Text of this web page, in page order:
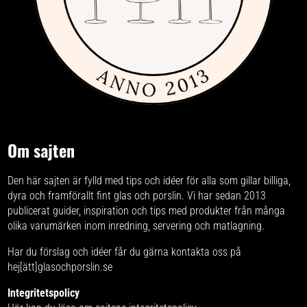
Om sajten
Den här sajten är fylld med tips och idéer för alla som gillar billiga,
dyra och framförallt fint glas och porslin. Vi har sedan 2013
publicerat guider, inspiration och tips med produkter från många
olika varumärken inom inredning, servering och matlagning.
Har du förslag och idéer får du gärna kontakta oss på
hej[ätt]glasochporslin.se
Integritetspolicy